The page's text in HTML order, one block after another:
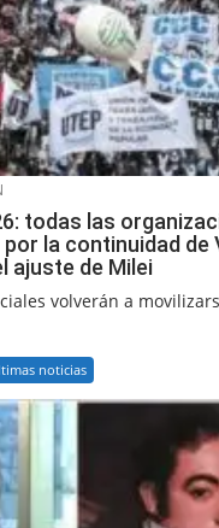
todas las
la continuidad de
ajuste de Milei
volverán a
noticias